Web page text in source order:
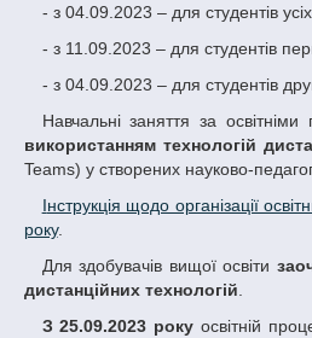
- з 04.09.2023 – для студентів
- з 11.09.2023 – для студентів
- з 04.09.2023 – для студентів
Навчальні заняття за
використанням технологій
Teams) у створених науково-
Інструкція щодо організації
року.
Для здобувачів вищої освіти
дистанційних технологій
З 25.09.2023 року освітній